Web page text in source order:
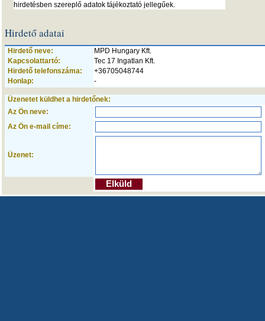
hirdetésben szereplő adatok tájékoztató jellegűek.
Hirdető adatai
Hirdető neve:
MPD Hungary Kft.
Kapcsolattartó:
Tec 17 Ingatlan Kft.
Hirdető telefonszáma:
+36705048744
Honlap:
-
Üzenetet küldhet a hirdetőnek:
Az Ön neve:
Az Ön e-mail címe:
Üzenet: